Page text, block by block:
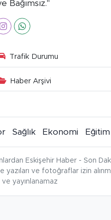
Bağımsız."
Trafik Durumu
Haber Arşivi
Sağlık Ekonomi Eğitim
Eskişehir Haber - Son
ve fotoğraflar izin
yayınlanamaz